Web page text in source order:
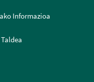
Informazioa